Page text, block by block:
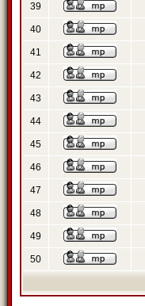
39
40
41
42
43
44
45
46
47
48
49
50